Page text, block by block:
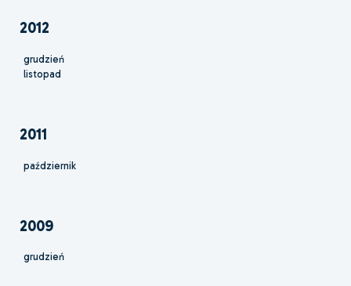
2012
grudzień
listopad
2011
październik
2009
grudzień